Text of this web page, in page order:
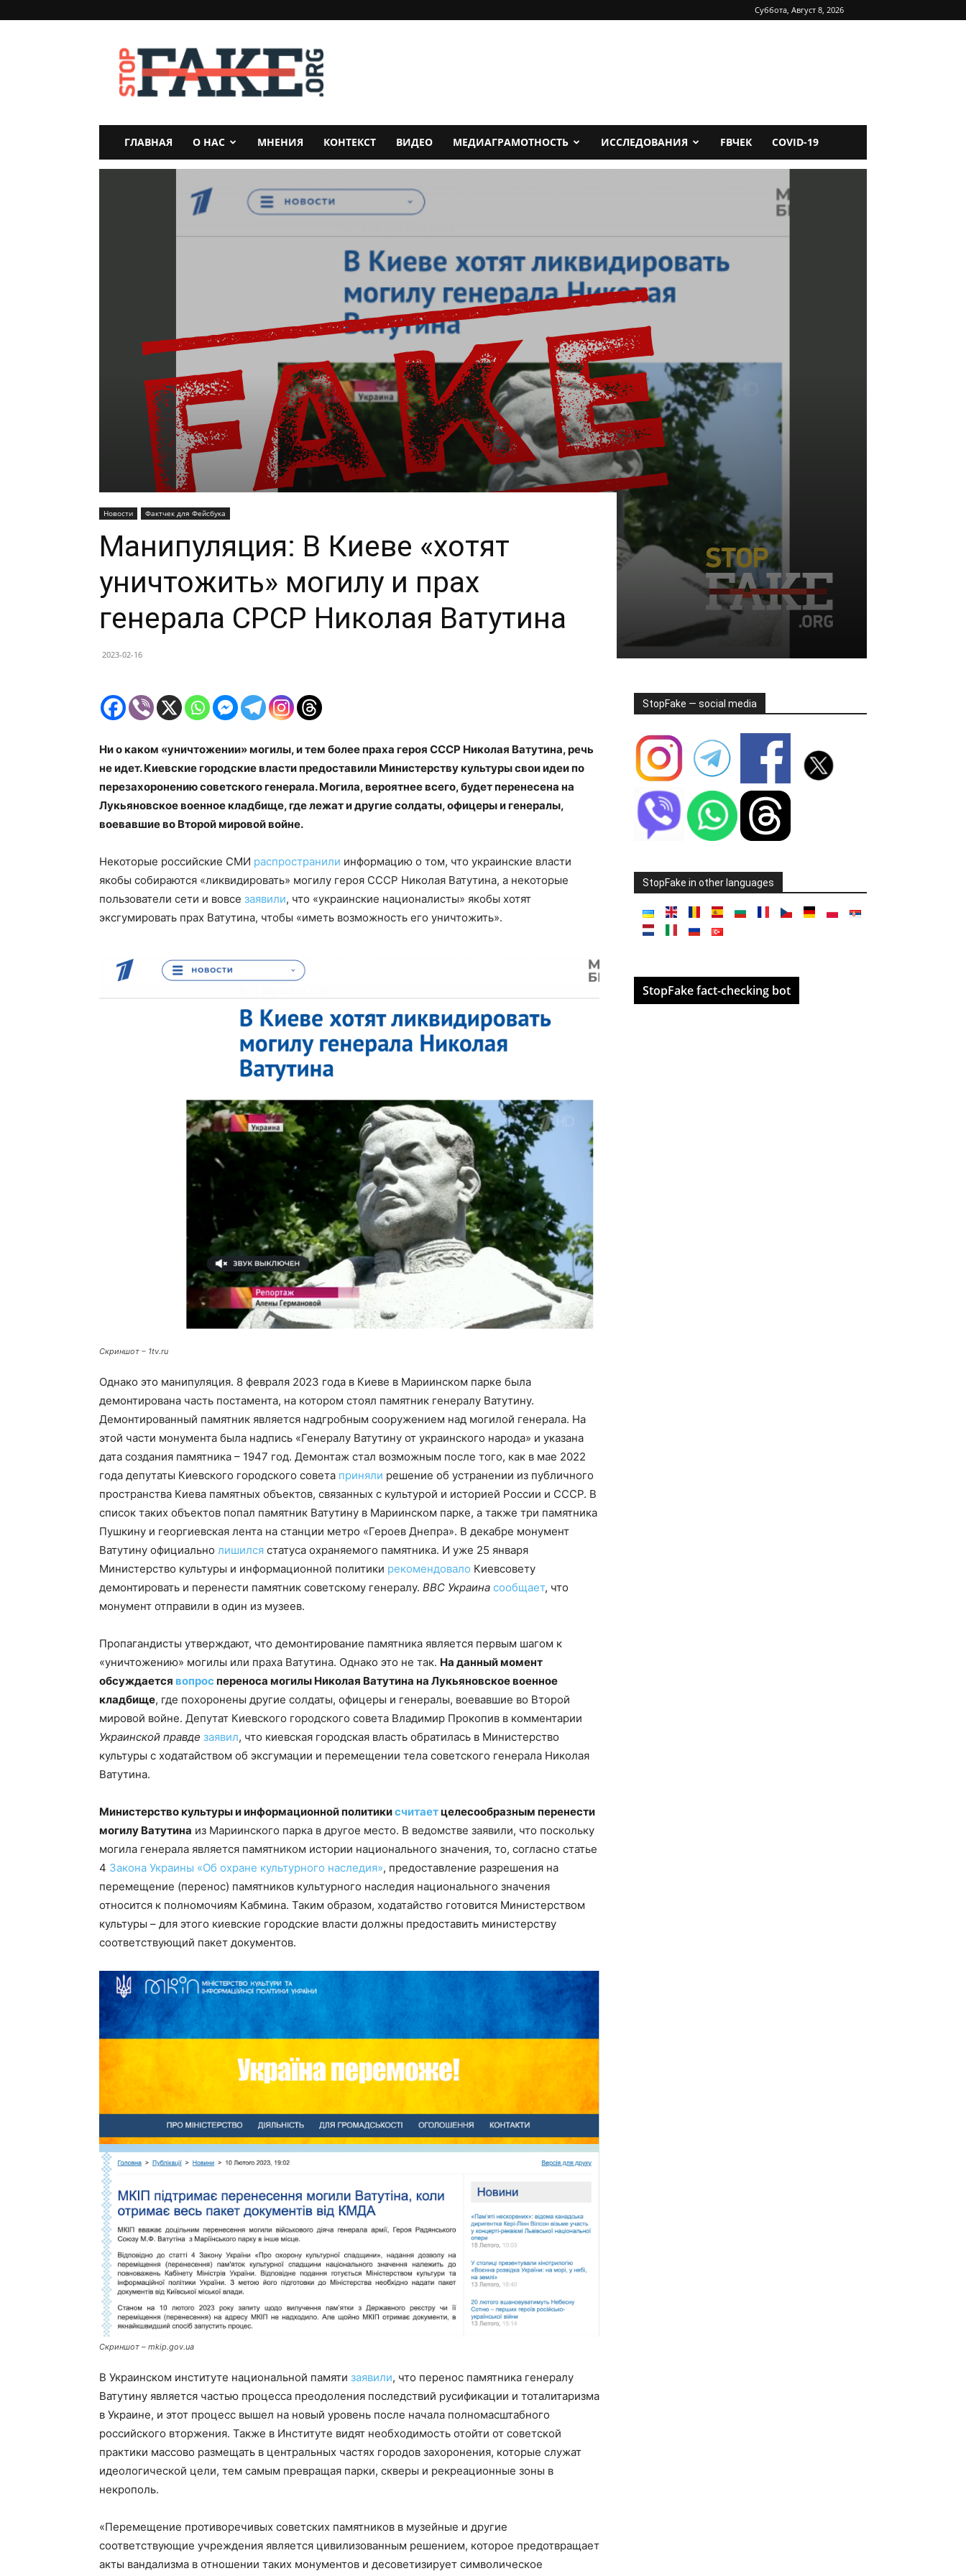
Суббота, Август 8, 2026
StopFake
ГЛАВНАЯ О НАС МНЕНИЯ КОНТЕКСТ ВИДЕО МЕДИАГРАМОТНОСТЬ ИССЛЕДОВАНИЯ FBЧЕК COVID-19
Новости Фактчек для Фейсбука
Манипуляция: В Киеве «хотят
уничтожить» могилу и прах
генерала СРСР Николая Ватутина
2023-02-16
Ни о каком «уничтожении» могилы, и тем более праха героя СССР Николая Ватутина, речь
не идет. Киевские городские власти предоставили Министерству культуры свои идеи по
перезахоронению советского генерала. Могила, вероятнее всего, будет перенесена на
Лукьяновское военное кладбище, где лежат и другие солдаты, офицеры и генералы,
воевавшие во Второй мировой войне.
Некоторые российские СМИ распространили информацию о том, что украинские власти
якобы собираются «ликвидировать» могилу героя СССР Николая Ватутина, а некоторые
пользователи сети и вовсе заявили, что «украинские националисты» якобы хотят
эксгумировать прах Ватутина, чтобы «иметь возможность его уничтожить».
Скриншот – 1tv.ru
Однако это манипуляция. 8 февраля 2023 года в Киеве в Мариинском парке была
демонтирована часть постамента, на котором стоял памятник генералу Ватутину.
Демонтированный памятник является надгробным сооружением над могилой генерала. На
этой части монумента была надпись «Генералу Ватутину от украинского народа» и указана
дата создания памятника – 1947 год. Демонтаж стал возможным после того, как в мае 2022
года депутаты Киевского городского совета приняли решение об устранении из публичного
пространства Киева памятных объектов, связанных с культурой и историей России и СССР. В
список таких объектов попал памятник Ватутину в Мариинском парке, а также три памятника
Пушкину и георгиевская лента на станции метро «Героев Днепра». В декабре монумент
Ватутину официально лишился статуса охраняемого памятника. И уже 25 января
Министерство культуры и информационной политики рекомендовало Киевсовету
демонтировать и перенести памятник советскому генералу. BBC Украина сообщает, что
монумент отправили в один из музеев.
Пропагандисты утверждают, что демонтирование памятника является первым шагом к
«уничтожению» могилы или праха Ватутина. Однако это не так. На данный момент
обсуждается вопрос переноса могилы Николая Ватутина на Лукьяновское военное
кладбище, где похоронены другие солдаты, офицеры и генералы, воевавшие во Второй
мировой войне. Депутат Киевского городского совета Владимир Прокопив в комментарии
Украинской правде заявил, что киевская городская власть обратилась в Министерство
культуры с ходатайством об эксгумации и перемещении тела советского генерала Николая
Ватутина.
Министерство культуры и информационной политикисчитаетцелесообразным перенести
могилу Ватутина из Мариинского парка в другое место. В ведомстве заявили, что поскольку
могила генерала является памятником истории национального значения, то, согласно статье
4 Закона Украины «Об охране культурного наследия», предоставление разрешения на
перемещение (перенос) памятников культурного наследия национального значения
относится к полномочиям Кабмина. Таким образом, ходатайство готовится Министерством
культуры – для этого киевские городские власти должны предоставить министерству
соответствующий пакет документов.
Скриншот – mkip.gov.ua
В Украинском институте национальной памяти заявили, что перенос памятника генералу
Ватутину является частью процесса преодоления последствий русификации и тоталитаризма
в Украине, и этот процесс вышел на новый уровень после начала полномасштабного
российского вторжения. Также в Институте видят необходимость отойти от советской
практики массово размещать в центральных частях городов захоронения, которые служат
идеологической цели, тем самым превращая парки, скверы и рекреационные зоны в
некрополь.
«Перемещение противоречивых советских памятников в музейные и другие
соответствующие учреждения является цивилизованным решением, которое предотвращает
акты вандализма в отношении таких монументов и десоветизирует символическое
StopFake — social media
StopFake in other languages
StopFake fact-checking bot